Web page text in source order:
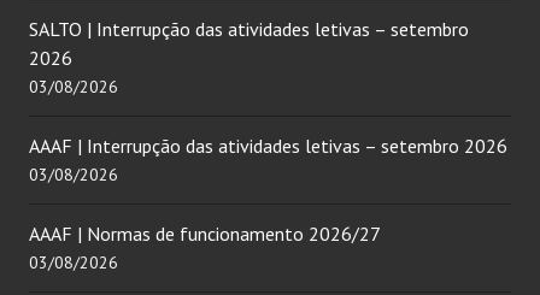
SALTO | Interrupção das atividades letivas – setembro
2026
03/08/2026
AAAF | Interrupção das atividades letivas – setembro 2026
03/08/2026
AAAF | Normas de funcionamento 2026/27
03/08/2026